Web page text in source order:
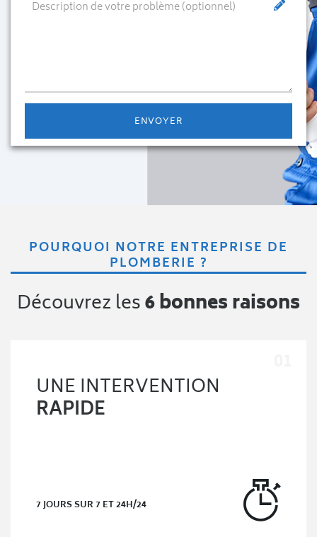
POURQUOI NOTRE ENTREPRISE DE
PLOMBERIE ?
Découvrez les6 bonnes raisons
UNE INTERVENTION
RAPIDE
7 JOURS SUR 7 ET 24H/24